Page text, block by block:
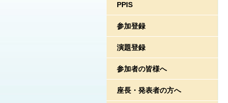
PPIS
参加登録
演題登録
参加者の皆様へ
座長・発表者の方へ